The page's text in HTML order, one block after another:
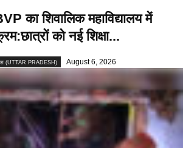
का शिवालिक महाविद्यालय में
को नई शिक्षा...
(UTTAR PRADESH) August 6, 2026